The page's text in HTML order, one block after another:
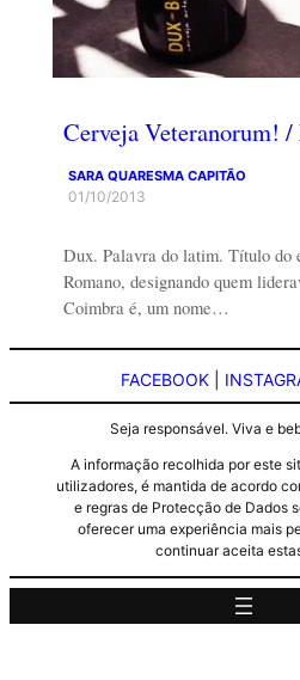
Cerveja Veteranorum!
SARA QUARESMA CAPITÃO
01/10/2013
Dux. Palavra do latim. Título do
Romano, designando quem
Coimbra é, um nome…
FACEBOOK
Seja responsável. Viva e
A informação recolhida por este
utilizadores, é mantida de acordo
e regras de Protecção de Dados
oferecer uma experiência mais
continuar aceita